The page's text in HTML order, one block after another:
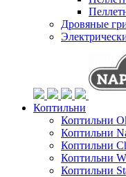
Дровяные
Коптильни
Коптильни
Коптильни
Коптильни
Коптильни
Коптильни